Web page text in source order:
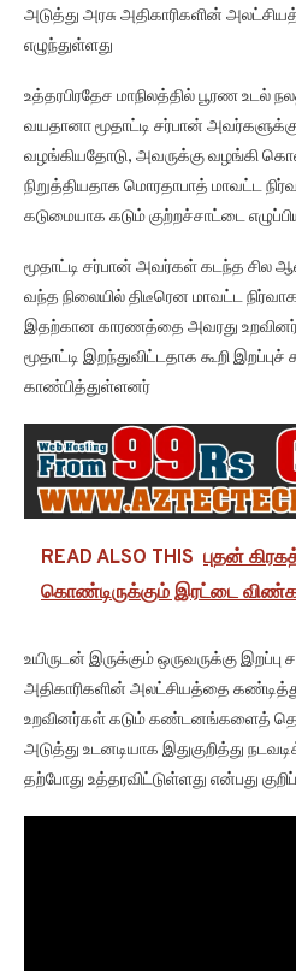
அடுத்து அரசு அதிகாரிகளின்
எழுந்துள்ளது
உத்தரபிரதேச மாநிலத்தில் பூரண உடல்
வயதானா மூதாட்டி சர்பான்
வழங்கியதோடு, அவருக்கு வழங்கி
நிறுத்தியதாக மொரதாபாத் மாவட்ட
கடுமையாக கடும் குற்றச்சாட்டை
மூதாட்டி சர்பான் அவர்கள் கடந்த சில
வந்த நிலையில் திடீரென மாவட்ட
இதற்கான காரணத்தை அவரது
மூதாட்டி இறந்துவிட்டதாக கூறி
காண்பித்துள்ளனர்
READ ALSO THIS புதன்
கொண்டிருக்கும் இரட்டை
உயிருடன் இருக்கும் ஒருவருக்கு
அதிகாரிகளின் அலட்சியத்தை
உறவினர்கள் கடும் கண்டனங்களைத்
அடுத்து உடனடியாக இதுகுறித்து
தற்போது உத்தரவிட்டுள்ளது என்பது